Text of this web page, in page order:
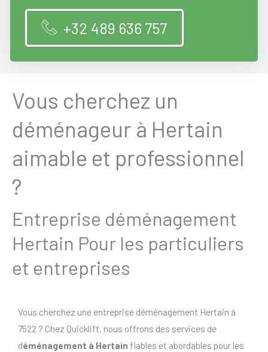
+32 489 636 757
Vous cherchez un
déménageur à Hertain
aimable et professionnel
?
Entreprise déménagement
Hertain Pour les particuliers
et entreprises
Vous cherchez une entreprise déménagement Hertain à
7522 ? Chez Quicklift, nous offrons des services de
déménagement à Hertain fiables et abordables pour les